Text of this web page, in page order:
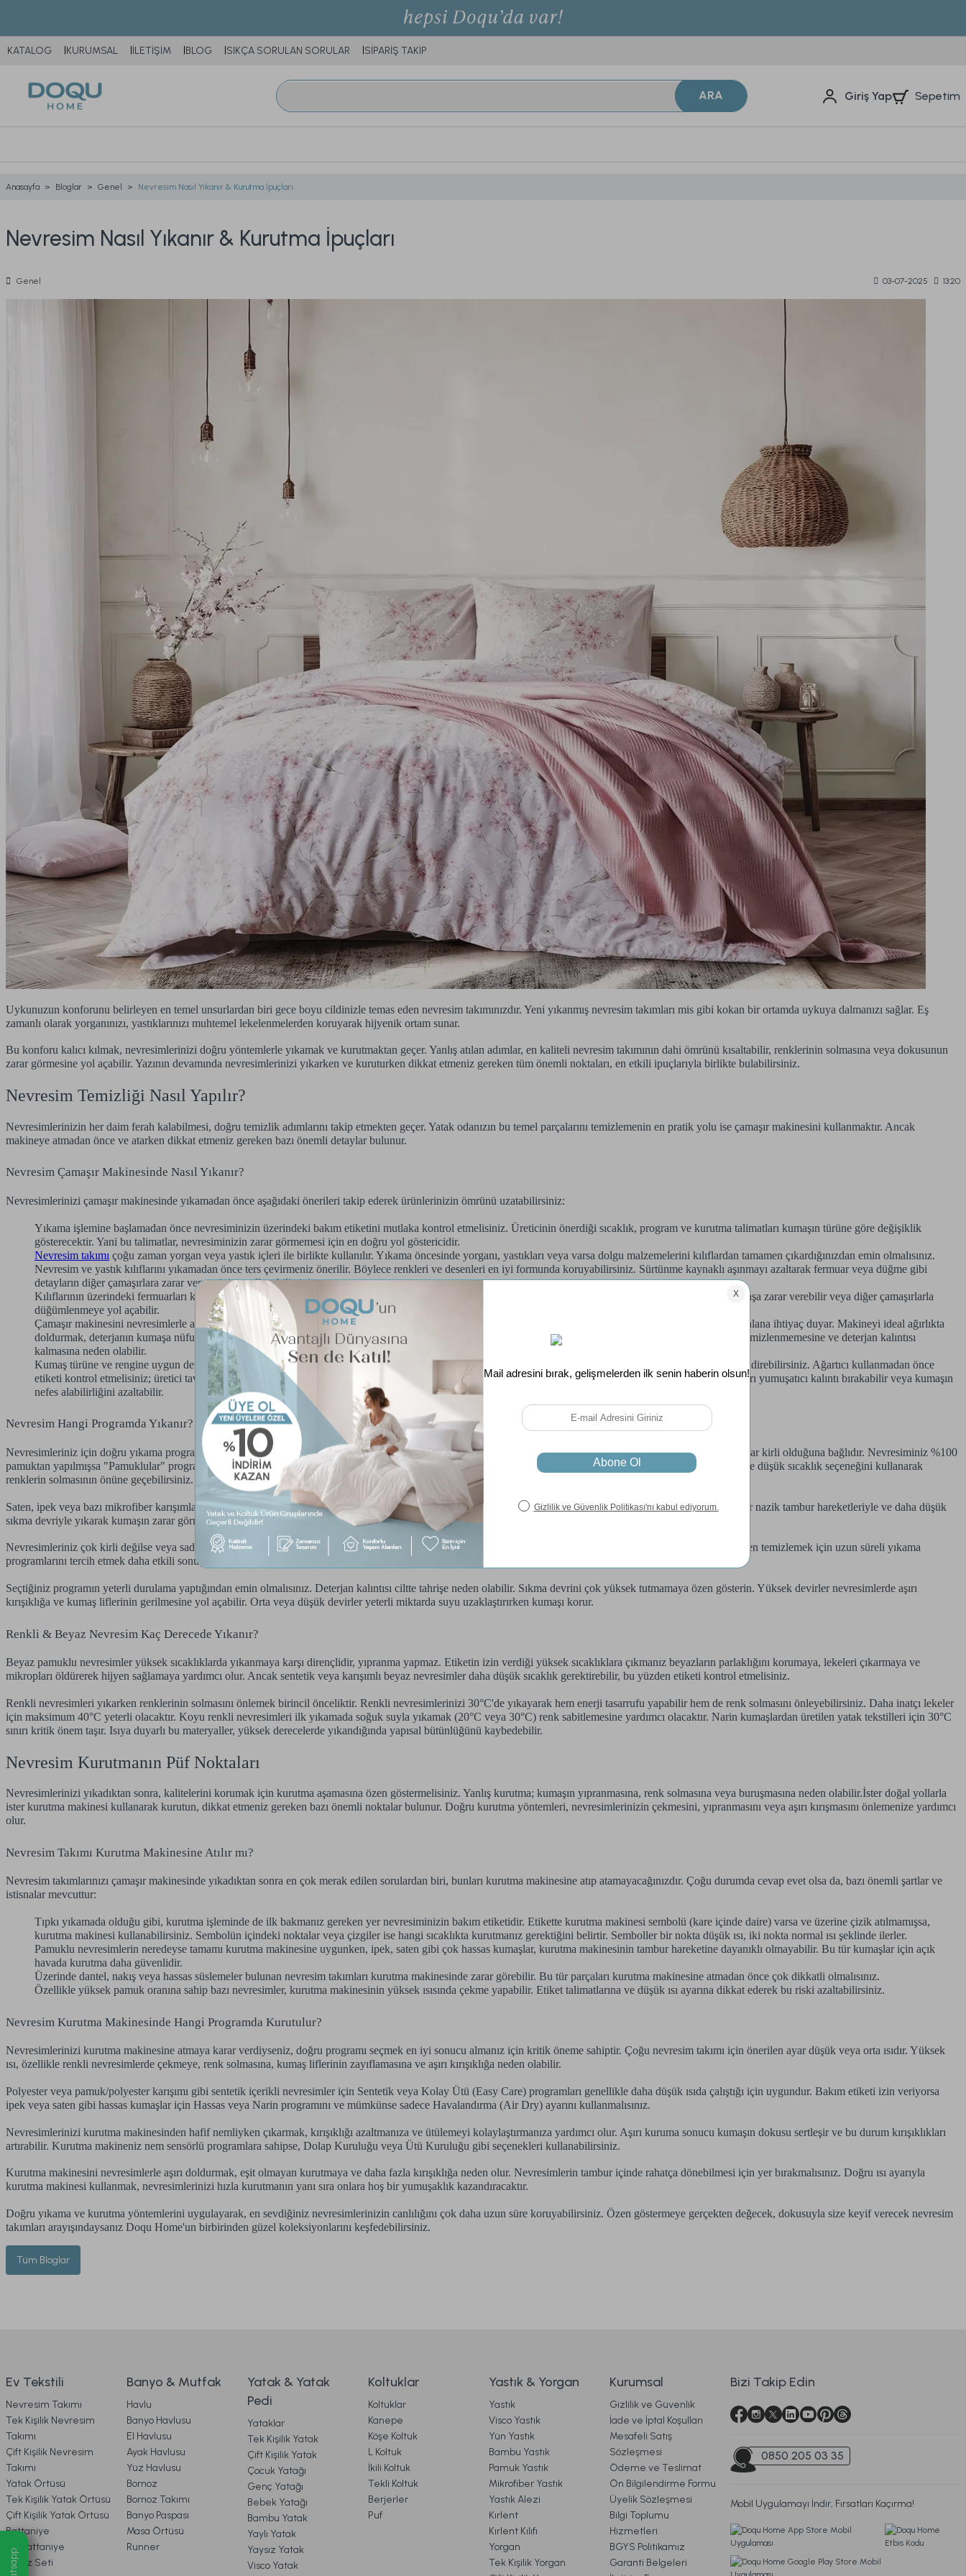
KATALOG KURUMSAL İLETİŞİM BLOG SIKÇA SORULAN SORULAR SİPARİŞ TAKİP
ARA Giriş Yap Sepetim
Anasayfa Bloglar Genel Nevresim Nasıl Yıkanır & Kurutma İpuçları
Nevresim Nasıl Yıkanır & Kurutma İpuçları
Genel 03-07-2025 13:20
Uykunuzun konforunu belirleyen en temel unsurlardan biri gece boyu cildinizle temas eden nevresim takımınızdır. Yeni yıkanmış nevresim takımları mis gibi kokan bir ortamda uykuya dalmanızı sağlar. Eş
zamanlı olarak yorganınızı, yastıklarınızı muhtemel lekelenmelerden koruyarak hijyenik ortam sunar.
Bu konforu kalıcı kılmak, nevresimlerinizi doğru yöntemlerle yıkamak ve kurutmaktan geçer. Yanlış atılan adımlar, en kaliteli nevresim takımının dahi ömrünü kısaltabilir, renklerinin solmasına veya dokusunun
zarar görmesine yol açabilir. Yazının devamında nevresimlerinizi yıkarken ve kuruturken dikkat etmeniz gereken tüm önemli noktaları, en etkili ipuçlarıyla birlikte bulabilirsiniz.
Nevresim Temizliği Nasıl Yapılır?
Nevresimlerinizin her daim ferah kalabilmesi, doğru temizlik adımlarını takip etmekten geçer. Yatak odanızın bu temel parçalarını temizlemenin en pratik yolu ise çamaşır makinesini kullanmaktır. Ancak
makineye atmadan önce ve atarken dikkat etmeniz gereken bazı önemli detaylar bulunur.
Nevresim Çamaşır Makinesinde Nasıl Yıkanır?
Nevresimlerinizi çamaşır makinesinde yıkamadan önce aşağıdaki önerileri takip ederek ürünlerinizin ömrünü uzatabilirsiniz:
Yıkama işlemine başlamadan önce nevresiminizin üzerindeki bakım etiketini mutlaka kontrol etmelisiniz. Üreticinin önerdiği sıcaklık, program ve kurutma talimatları kumaşın türüne göre değişiklik
gösterecektir. Yani bu talimatlar, nevresiminizin zarar görmemesi için en doğru yol göstericidir.
Nevresim takımı çoğu zaman yorgan veya yastık içleri ile birlikte kullanılır. Yıkama öncesinde yorganı, yastıkları veya varsa dolgu malzemelerini kılıflardan tamamen çıkardığınızdan emin olmalısınız.
Nevresim ve yastık kılıflarını yıkamadan önce ters çevirmeniz önerilir. Böylece renkleri ve desenleri en iyi formunda koruyabilirsiniz. Sürtünme kaynaklı aşınmayı azaltarak fermuar veya düğme gibi
detayların diğer çamaşırlara zarar vermesini engelleyebilirsiniz.
Kılıflarının üzerindeki fermuarları kapatıp varsa açık düğmeleri iliklemelisiniz. Açık kalan fermuarlar veya düğmeler yıkama sırasında takılarak kopabilir, kumaşa zarar verebilir veya diğer çamaşırlarla
düğümlenmeye yol açabilir.
Çamaşır makinesini nevresimlerle aşırı doldurmaktan kaçınmalısınız. Nevresimler yıkama sırasında şişer ve makinenin içinde hareket etmek için bir miktar ek alana ihtiyaç duyar. Makineyi ideal ağırlıkta
doldurmak, deterjanın kumaşa nüfuz etmesini, kirin etkili şekilde çıkmasını durulamanın tam olmasına yardımcı olur. Aşırı doluluk, nevresimlerin tam olarak temizlenmemesine ve deterjan kalıntısı
kalmasına neden olabilir.
Kumaş türüne ve rengine uygun deterjan seçimi önemlidir. Renk solmasını önlemek adına, renkli tekstil ürünlerine yönelik özel deterjan seçeneklerini değerlendirebilirsiniz. Ağartıcı kullanmadan önce
etiketi kontrol etmelisiniz; üretici tavsiyelerinde yer almıyorsa ağartıcı kullanmaktan imtina edebilirsiniz. Yumuşatıcı kullanacaksanız miktarını iyi ayarlayın, aşırı yumuşatıcı kalıntı bırakabilir veya kumaşın
nefes alabilirliğini azaltabilir.
Nevresim Hangi Programda Yıkanır?
Nevresimleriniz için doğru yıkama programını seçmek, etkili temizlik adına oldukça kritiktir. Program seçimi nevresimin yapıldığı malzemeyle birlikte ürünün ne kadar kirli olduğuna bağlıdır. Nevresiminiz %100
pamuktan yapılmışsa "Pamuklular" programını kullanabilirsiniz. Bu program tipik olarak daha yüksek sıkma devirlerine olanak tanır. Ancak renkli pamuklu ürünlerde düşük sıcaklık seçeneğini kullanarak
renklerin solmasının önüne geçebilirsiniz.
Saten, ipek veya bazı mikrofiber karışımlar gibi daha hassas kumaşlardan yapılmış nevresimler için "Hassas" veya "Narin" programları en uygunudur. Bu programlar nazik tambur hareketleriyle ve daha düşük
sıkma devriyle yıkarak kumaşın zarar görmesini önler.
Nevresimleriniz çok kirli değilse veya sadece tazelemek istiyorsanız, bakım etiketine uygun hızlı bir programı düşük sıcaklıkta kullanabilirsiniz. Yoğun kirleri tamamen temizlemek için uzun süreli yıkama
programlarını tercih etmek daha etkili sonuç verecektir.
Seçtiğiniz programın yeterli durulama yaptığından emin olmalısınız. Deterjan kalıntısı ciltte tahrişe neden olabilir. Sıkma devrini çok yüksek tutmamaya özen gösterin. Yüksek devirler nevresimlerde aşırı
kırışıklığa ve kumaş liflerinin gerilmesine yol açabilir. Orta veya düşük devirler yeterli miktarda suyu uzaklaştırırken kumaşı korur.
Renkli & Beyaz Nevresim Kaç Derecede Yıkanır?
Beyaz pamuklu nevresimler yüksek sıcaklıklarda yıkanmaya karşı dirençlidir, yıpranma yapmaz. Etiketin izin verdiği yüksek sıcaklıklara çıkmanız beyazların parlaklığını korumaya, lekeleri çıkarmaya ve
mikropları öldürerek hijyen sağlamaya yardımcı olur. Ancak sentetik veya karışımlı beyaz nevresimler daha düşük sıcaklık gerektirebilir, bu yüzden etiketi kontrol etmelisiniz.
Renkli nevresimleri yıkarken renklerinin solmasını önlemek birincil önceliktir. Renkli nevresimlerinizi 30°C'de yıkayarak hem enerji tasarrufu yapabilir hem de renk solmasını önleyebilirsiniz. Daha inatçı lekeler
için maksimum 40°C yeterli olacaktır. Koyu renkli nevresimleri ilk yıkamada soğuk suyla yıkamak (20°C veya 30°C) renk sabitlemesine yardımcı olacaktır. Narin kumaşlardan üretilen yatak tekstilleri için 30°C
sınırı kritik önem taşır. Isıya duyarlı bu materyaller, yüksek derecelerde yıkandığında yapısal bütünlüğünü kaybedebilir.
Nevresim Kurutmanın Püf Noktaları
Nevresimlerinizi yıkadıktan sonra, kalitelerini korumak için kurutma aşamasına özen göstermelisiniz. Yanlış kurutma; kumaşın yıpranmasına, renk solmasına veya buruşmasına neden olabilir.İster doğal yollarla
ister kurutma makinesi kullanarak kurutun, dikkat etmeniz gereken bazı önemli noktalar bulunur. Doğru kurutma yöntemleri, nevresimlerinizin çekmesini, yıpranmasını veya aşırı kırışmasını önlemenize yardımcı
olur.
Nevresim Takımı Kurutma Makinesine Atılır mı?
Nevresim takımlarınızı çamaşır makinesinde yıkadıktan sonra en çok merak edilen sorulardan biri, bunları kurutma makinesine atıp atamayacağınızdır. Çoğu durumda cevap evet olsa da, bazı önemli şartlar ve
istisnalar mevcuttur:
Tıpkı yıkamada olduğu gibi, kurutma işleminde de ilk bakmanız gereken yer nevresiminizin bakım etiketidir. Etikette kurutma makinesi sembolü (kare içinde daire) varsa ve üzerine çizik atılmamışsa,
kurutma makinesi kullanabilirsiniz. Sembolün içindeki noktalar veya çizgiler ise hangi sıcaklıkta kurutmanız gerektiğini belirtir. Semboller bir nokta düşük ısı, iki nokta normal ısı şeklinde ilerler.
Pamuklu nevresimlerin neredeyse tamamı kurutma makinesine uygunken, ipek, saten gibi çok hassas kumaşlar, kurutma makinesinin tambur hareketine dayanıklı olmayabilir. Bu tür kumaşlar için açık
havada kurutma daha güvenlidir.
Üzerinde dantel, nakış veya hassas süslemeler bulunan nevresim takımları kurutma makinesinde zarar görebilir. Bu tür parçaları kurutma makinesine atmadan önce çok dikkatli olmalısınız.
Özellikle yüksek pamuk oranına sahip bazı nevresimler, kurutma makinesinin yüksek ısısında çekme yapabilir. Etiket talimatlarına ve düşük ısı ayarına dikkat ederek bu riski azaltabilirsiniz.
Nevresim Kurutma Makinesinde Hangi Programda Kurutulur?
Nevresimlerinizi kurutma makinesine atmaya karar verdiyseniz, doğru programı seçmek en iyi sonucu almanız için kritik öneme sahiptir. Çoğu nevresim takımı için önerilen ayar düşük veya orta ısıdır. Yüksek
ısı, özellikle renkli nevresimlerde çekmeye, renk solmasına, kumaş liflerinin zayıflamasına ve aşırı kırışıklığa neden olabilir.
Polyester veya pamuk/polyester karışımı gibi sentetik içerikli nevresimler için Sentetik veya Kolay Ütü (Easy Care) programları genellikle daha düşük ısıda çalıştığı için uygundur. Bakım etiketi izin veriyorsa
ipek veya saten gibi hassas kumaşlar için Hassas veya Narin programını ve mümkünse sadece Havalandırma (Air Dry) ayarını kullanmalısınız.
Nevresimlerinizi kurutma makinesinden hafif nemliyken çıkarmak, kırışıklığı azaltmanıza ve ütülemeyi kolaylaştırmanıza yardımcı olur. Aşırı kuruma sonucu kumaşın dokusu sertleşir ve bu durum kırışıklıkları
artırabilir. Kurutma makineniz nem sensörlü programlara sahipse, Dolap Kuruluğu veya Ütü Kuruluğu gibi seçenekleri kullanabilirsiniz.
Kurutma makinesini nevresimlerle aşırı doldurmak, eşit olmayan kurutmaya ve daha fazla kırışıklığa neden olur. Nevresimlerin tambur içinde rahatça dönebilmesi için yer bırakmalısınız. Doğru ısı ayarıyla
kurutma makinesi kullanmak, nevresimlerinizi hızla kurutmanın yanı sıra onlara hoş bir yumuşaklık kazandıracaktır.
Doğru yıkama ve kurutma yöntemlerini uygulayarak, en sevdiğiniz nevresimlerinizin canlılığını çok daha uzun süre koruyabilirsiniz. Özen göstermeye gerçekten değecek, dokusuyla size keyif verecek nevresim
takımları arayışındaysanız Doqu Home'un birbirinden güzel koleksiyonlarını keşfedebilirsiniz.
Tüm Bloglar
Ev Tekstili
Nevresim Takımı
Tek Kişilik Nevresim
Takımı
Çift Kişilik Nevresim
Takımı
Yatak Örtüsü
Tek Kişilik Yatak Örtüsü
Çift Kişilik Yatak Örtüsü
Battaniye
TV Battaniye
Çeyiz Seti
Banyo & Mutfak
Havlu
Banyo Havlusu
El Havlusu
Ayak Havlusu
Yüz Havlusu
Bornoz
Bornoz Takımı
Banyo Paspası
Masa Örtüsü
Runner
Yatak & Yatak
Pedi
Yataklar
Tek Kişilik Yatak
Çift Kişilik Yatak
Çocuk Yatağı
Genç Yatağı
Bebek Yatağı
Bambu Yatak
Yaylı Yatak
Yaysız Yatak
Visco Yatak
Koltuklar
Koltuklar
Kanepe
Köşe Koltuk
L Koltuk
İkili Koltuk
Tekli Koltuk
Berjerler
Puf
Yastık & Yorgan
Yastık
Visco Yastık
Yün Yastık
Bambu Yastık
Pamuk Yastık
Mikrofiber Yastık
Yastık Alezi
Kırlent
Kırlent Kılıfı
Yorgan
Tek Kişilik Yorgan
Kurumsal
Gizlilik ve Güvenlik
İade ve İptal Koşulları
Mesafeli Satış
Sözleşmesi
Ödeme ve Teslimat
Ön Bilgilendirme Formu
Üyelik Sözleşmesi
Bilgi Toplumu
Hizmetleri
BGYS Politikamız
Garanti Belgeleri
Bizi Takip Edin
0850 205 03 35
Mobil Uygulamayı İndir, Fırsatları Kaçırma!